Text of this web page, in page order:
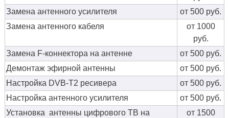
Замена антенного усилителя
от 500 руб.
Замена антенного кабеля
от 1000
руб.
Замена F-коннектора на антенне
от 500 руб.
Демонтаж эфирной антенны
от 500 руб.
Настройка DVB-T2 ресивера
от 500 руб.
Настройка антенного усилителя
от 500 руб.
Установка антенны цифрового ТВ на
от 1500